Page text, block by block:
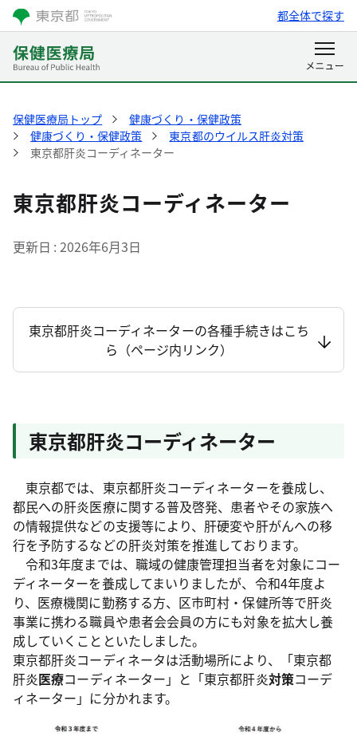
都全体で探す
保健医療局トップ
健康づくり・保健政策
健康づくり・保健政策
東京都のウイルス肝炎対策
東京都肝炎コーディネーター
東京都肝炎コーディネーター
更新日 2026年6月3日
東京都肝炎コーディネーターの各種手続きはこち
ら（ページ内リンク）
東京都肝炎コーディネーター
東京都では、東京都肝炎コーディネーターを養成し、
都民への肝炎医療に関する普及啓発、患者やその家族へ
の情報提供などの支援等により、肝硬変や肝がんへの移
行を予防するなどの肝炎対策を推進しております。
令和3年度までは、職域の健康管理担当者を対象にコー
ディネーターを養成してまいりましたが、令和4年度よ
り、医療機関に勤務する方、区市町村・保健所等で肝炎
事業に携わる職員や患者会会員の方にも対象を拡大し養
成していくことといたしました。
東京都肝炎コーディネータは活動場所により、「東京都
肝炎医療コーディネーター」と「東京都肝炎対策コーデ
ィネーター」に分かれます。